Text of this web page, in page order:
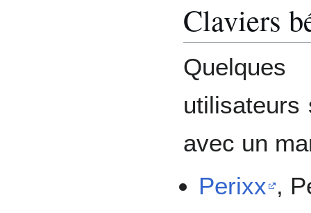
Claviers
utilisateurs
avec un
Perixx ,